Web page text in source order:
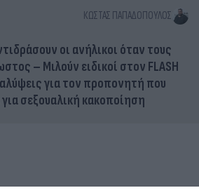
ΚΏΣΤΑΣ ΠΑΠΑΔΌΠΟΥΛΟΣ
οι ανήλικοι όταν τους
– Μιλούν ειδικοί στον FLASH
για τον προπονητή που
σεξουαλική κακοποίηση